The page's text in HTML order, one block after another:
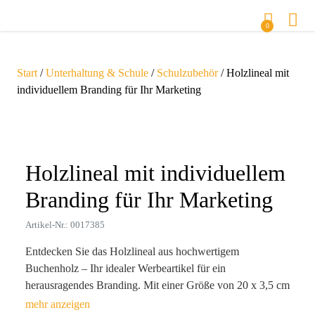
0
Start /Unterhaltung & Schule / Schulzubehör/ Holzlineal mit
individuellem Branding für Ihr Marketing
Holzlineal mit individuellem
Branding für Ihr Marketing
Artikel-Nr.: 0017385
Entdecken Sie das Holzlineal aus hochwertigem
Buchenholz – Ihr idealer Werbeartikel für ein
herausragendes Branding. Mit einer Größe von 20 x 3,5 cm
bietet es nicht nur praktische Anwendung im Büroalltag,